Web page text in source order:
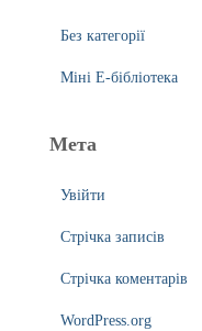
Без категорії
Міні Е-бібліотека
Мета
Увійти
Стрічка записів
Стрічка коментарів
WordPress.org